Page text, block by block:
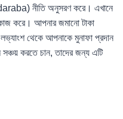
নীতি অনুসরণ করে। এখানে
করে। আপনার জমানো টাকা
থেকে আপনাকে মুনাফা প্রদান
সঞ্চয় করতে চান, তাদের জন্য এটি